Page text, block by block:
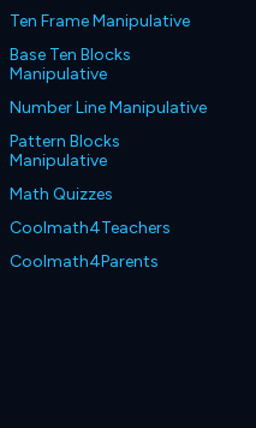
Ten Frame Manipulative
Base Ten Blocks
Manipulative
Number Line Manipulative
Pattern Blocks
Manipulative
Math Quizzes
Coolmath4Teachers
Coolmath4Parents